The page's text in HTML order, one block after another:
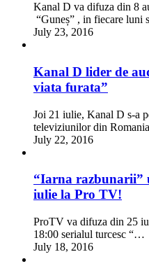
Kanal D va difuza din 8
“Guneș” , in fiecare
July 23, 2016
Kanal D lider de
viata furata”
Joi 21 iulie, Kanal D s-a
televiziunilor din
July 22, 2016
“Iarna razbunarii”
iulie la Pro TV!
ProTV va difuza din 25
18:00 serialul turcesc “…
July 18, 2016